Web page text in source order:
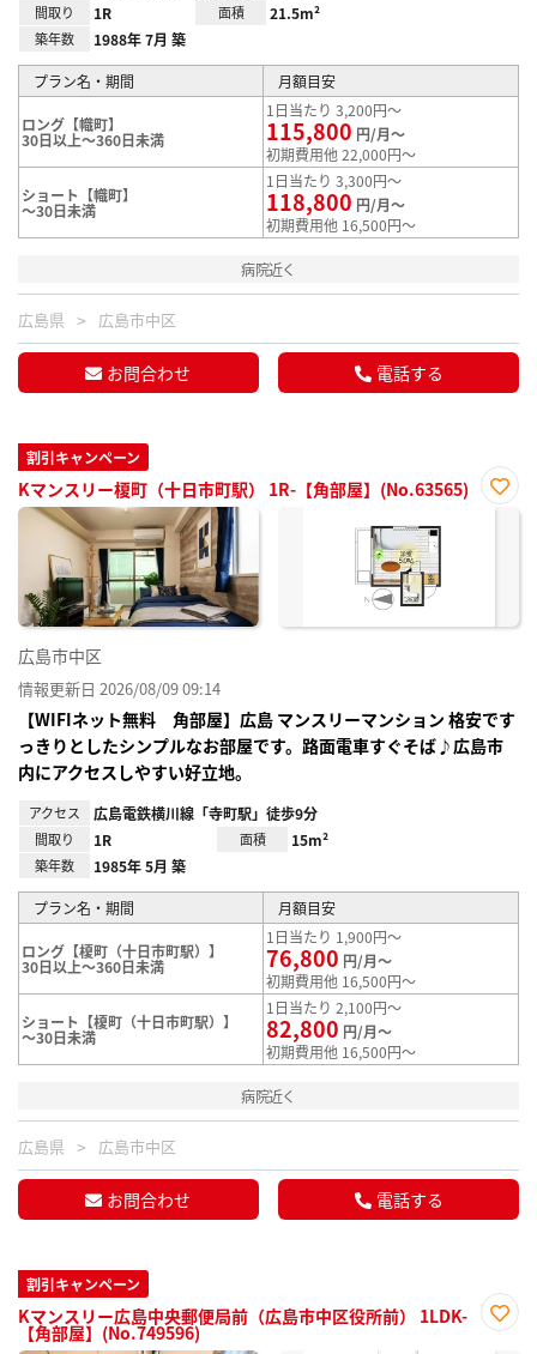
間取り 1R 面積 21.5m²
築年数 1988年 7月 築
プラン名・期間 月額目安
ロング【幟町】
30日以上～360日未満
1日当たり 3,200円～
115,800 円/月～
初期費用他 22,000円～
ショート【幟町】
～30日未満
1日当たり 3,300円～
118,800 円/月～
初期費用他 16,500円～
病院近く
広島県 広島市中区
お問合わせ 電話する
割引キャンペーン
Kマンスリー榎町（十日市町駅） 1R-【角部屋】(No.63565)
お気
広島市中区
情報更新日 2026/08/09 09:14
【WIFIネット無料 角部屋】広島 マンスリーマンション 格安です
っきりとしたシンプルなお部屋です。路面電車すぐそば♪広島市
内にアクセスしやすい好立地。
アクセス 広島電鉄横川線「寺町駅」徒歩9分
間取り 1R 面積 15m²
築年数 1985年 5月 築
プラン名・期間 月額目安
ロング【榎町（十日市町駅）】
30日以上～360日未満
1日当たり 1,900円～
76,800 円/月～
初期費用他 16,500円～
ショート【榎町（十日市町駅）】
～30日未満
1日当たり 2,100円～
82,800 円/月～
初期費用他 16,500円～
病院近く
広島県 広島市中区
お問合わせ 電話する
割引キャンペーン
Kマンスリー広島中央郵便局前（広島市中区役所前） 1LDK-
【角部屋】(No.749596)